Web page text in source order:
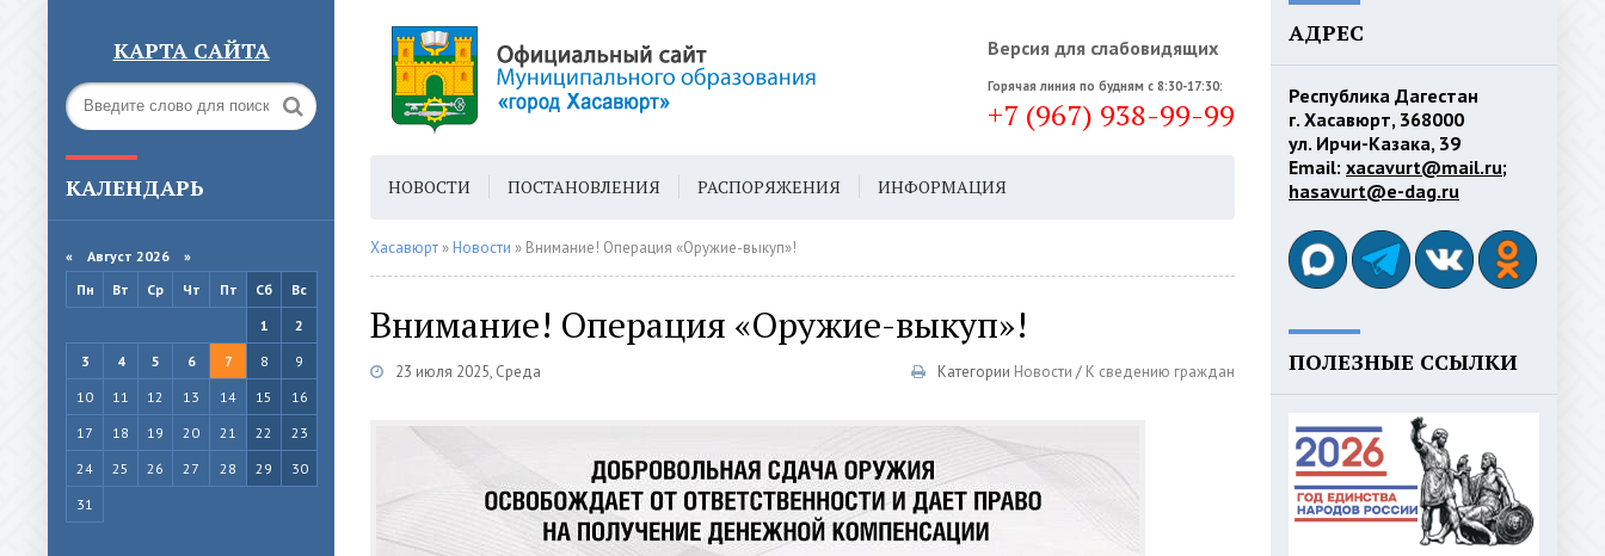
КАРТА САЙТА Версия для слабовидящих
Горячая линия по будням с 8:30-17:30:
+7 (967) 938-99-99
КАЛЕНДАРЬ
« Август 2026 »
Пн
Вт Ср Чт Пт Сб
Вс
1
2
3
4 5 6 7 8
9
10
11 12 13 14 15
16
17
18 19 20 21 22
23
24
25 26 27 28 29
30
31
НОВОСТИ ПОСТАНОВЛЕНИЯ РАСПОРЯЖЕНИЯ ИНФОРМАЦИЯ
ГОРОДСКАЯ СРЕДА ГЕН. ПЛАН
Хасавюрт » Новости » Внимание! Операция «Оружие-выкуп»!
Внимание! Операция «Оружие-выкуп»!
23 июля 2025, Среда Категории Новости / К сведению граждан
АДРЕС
Республика Дагестан
г. Хасавюрт, 368000
ул. Ирчи-Казака, 39
Email: xacavurt@mail.ru;
hasavurt@e-dag.ru
ПОЛЕЗНЫЕ ССЫЛКИ